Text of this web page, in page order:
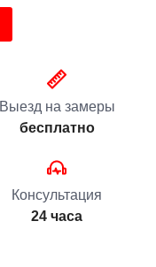
Выезд на замеры
бесплатно
Консультация
24 часа